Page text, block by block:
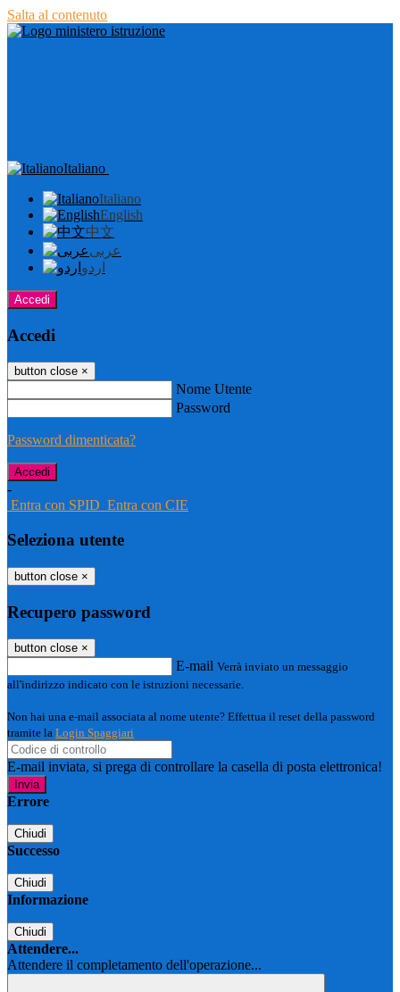
Salta al contenuto
Italiano
Italiano
English
中文
عربى
اردو
Accedi
Accedi
button close ×
Nome Utente
Password
Password dimenticata?
-
Entra con SPID Entra con CIE
Seleziona utente
button close ×
Recupero password
button close ×
E-mail Verrà inviato un messaggio
all'indirizzo indicato con le istruzioni necessarie.
Non hai una e-mail associata al nome utente? Effettua il reset della password
tramite la Login Spaggiari
E-mail inviata, si prega di controllare la casella di posta elettronica!
Errore
Chiudi
Successo
Chiudi
Informazione
Chiudi
Attendere...
Attendere il completamento dell'operazione...